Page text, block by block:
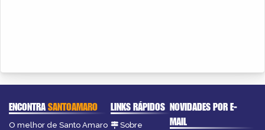
ENCONTRASANTOAMARO
O melhor de Santo Amaro
LINKS RÁPIDOS
Sobre
NOVIDADES POR E-
MAIL